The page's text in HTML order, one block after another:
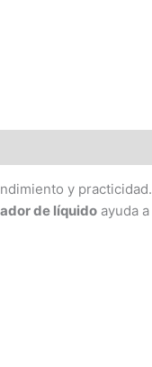
y
de líquido ayuda